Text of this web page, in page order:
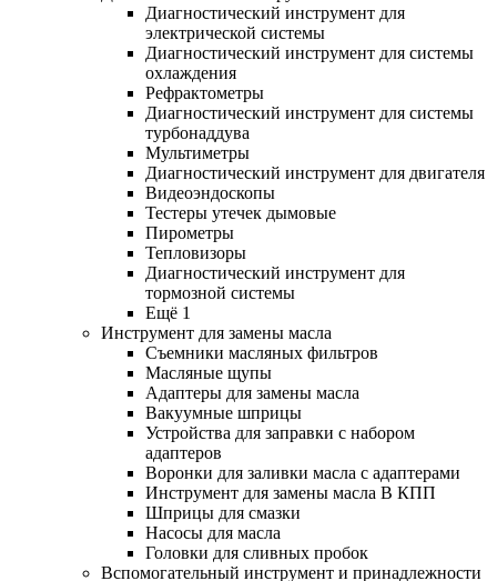
Диагностический инструмент для
электрической системы
Диагностический инструмент для системы
охлаждения
Рефрактометры
Диагностический инструмент для системы
турбонаддува
Мультиметры
Диагностический инструмент для двигателя
Видеоэндоскопы
Тестеры утечек дымовые
Пирометры
Тепловизоры
Диагностический инструмент для
тормозной системы
Ещё 1
Инструмент для замены масла
Съемники масляных фильтров
Масляные щупы
Адаптеры для замены масла
Вакуумные шприцы
Устройства для заправки с набором
адаптеров
Воронки для заливки масла с адаптерами
Инструмент для замены масла В КПП
Шприцы для смазки
Насосы для масла
Головки для сливных пробок
Вспомогательный инструмент и принадлежности